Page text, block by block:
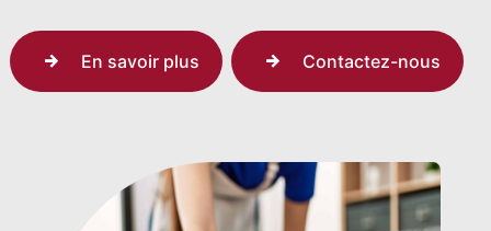
En savoir plus Contactez-nous